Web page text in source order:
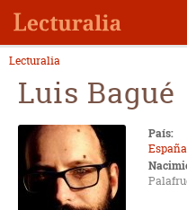
Lecturalia
Luis Bagué
País:
España